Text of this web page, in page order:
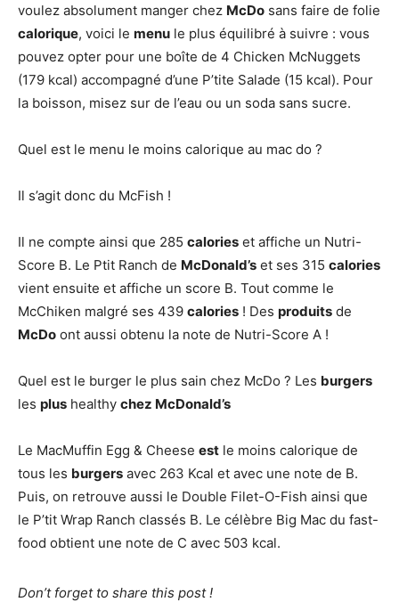
voulez absolument manger chez McDo sans faire de folie
calorique, voici le menu le plus équilibré à suivre : vous
pouvez opter pour une boîte de 4 Chicken McNuggets
(179 kcal) accompagné d’une P’tite Salade (15 kcal). Pour
la boisson, misez sur de l’eau ou un soda sans sucre.
Quel est le menu le moins calorique au mac do ?
Il s’agit donc du McFish !
Il ne compte ainsi que 285 calories et affiche un Nutri-
Score B. Le Ptit Ranch de McDonald’s et ses 315 calories
vient ensuite et affiche un score B. Tout comme le
McChiken malgré ses 439 calories ! Des produits de
McDo ont aussi obtenu la note de Nutri-Score A !
Quel est le burger le plus sain chez McDo ? Les burgers
les plus healthy chez McDonald’s
Le MacMuffin Egg & Cheese est le moins calorique de
tous les burgers avec 263 Kcal et avec une note de B.
Puis, on retrouve aussi le Double Filet-O-Fish ainsi que
le P’tit Wrap Ranch classés B. Le célèbre Big Mac du fast-
food obtient une note de C avec 503 kcal.
Don’t forget to share this post !